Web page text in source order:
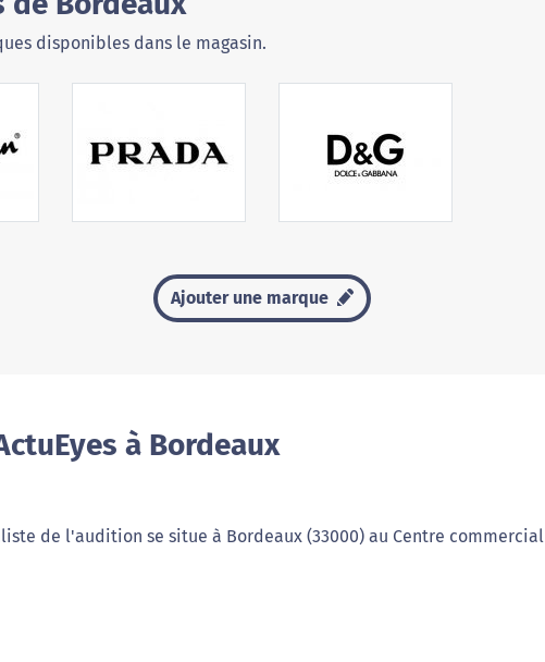
disponibles dans le magasin.
Ajouter une marque
à Bordeaux
de l'audition se situe à Bordeaux (33000) au Centre commercial